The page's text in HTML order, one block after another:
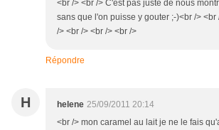
<br /> <br /> C'est pas juste de nous
sans que l'on puisse y gouter ;-)<br /> <br
/> <br /> <br /> <br />
Répondre
H helene 25/09/2011 20:14
<br /> mon caramel au lait je ne le fais